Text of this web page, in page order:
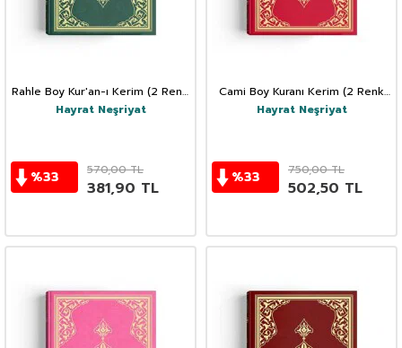
Rahle Boy Kur'an-ı Kerim (2 Renk,
Yeşil, Mühürlü)
Hayrat Neşriyat
%33 570,00TL
381,90 TL
Cami Boy Kuranı Kerim (2 Renk
Kırmızı Mühürlü)
Hayrat Neşriyat
%33 750,00TL
502,50 TL